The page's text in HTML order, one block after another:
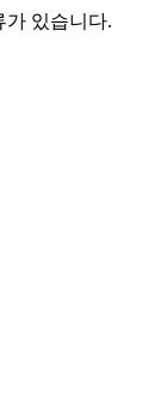
가 있습니다.